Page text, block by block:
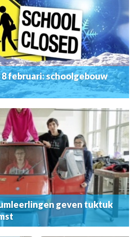
8 februari: schoolgebouw
geven tuktuk